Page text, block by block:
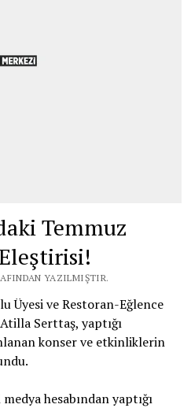
Temmuz
YAZILMIŞTIR.
Üyesi ve Restoran-Eğlence
Serttaş, yaptığı
konser ve etkinliklerin
hesabından yaptığı